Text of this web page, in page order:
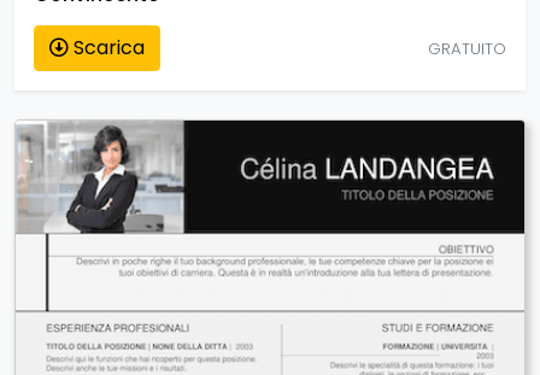
Scarica
GRATUITO